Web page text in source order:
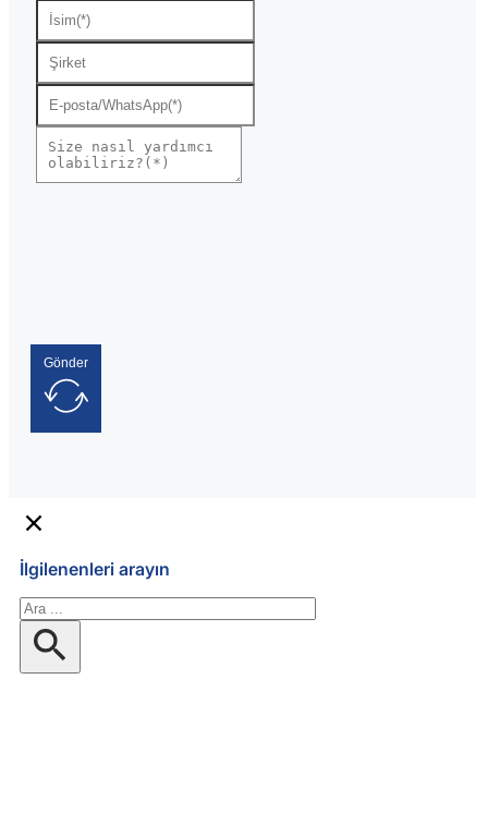
Gönder
İlgilenenleri arayın
Ara